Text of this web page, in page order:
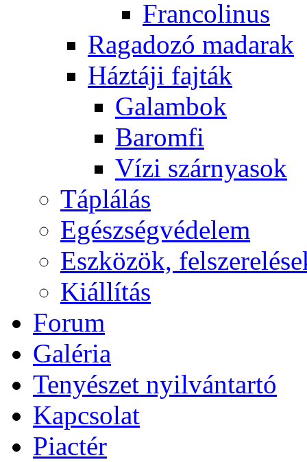
Francolinus
Ragadozó madarak
Háztáji fajták
Galambok
Baromfi
Vízi szárnyasok
Táplálás
Egészségvédelem
Eszközök,
Kiállítás
Forum
Galéria
Tenyészet nyilvántartó
Kapcsolat
Piactér